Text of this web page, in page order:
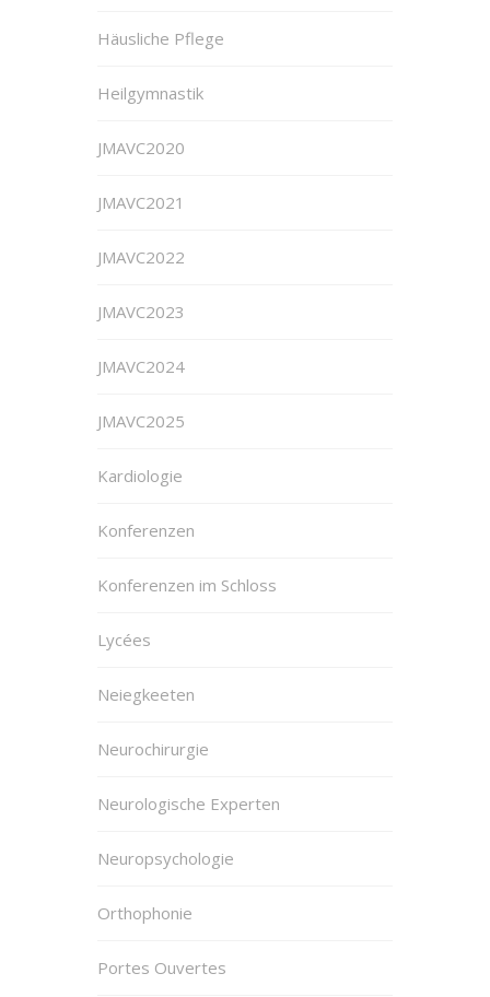
Häusliche Pflege
Heilgymnastik
JMAVC2020
JMAVC2021
JMAVC2022
JMAVC2023
JMAVC2024
JMAVC2025
Kardiologie
Konferenzen
Konferenzen im Schloss
Lycées
Neiegkeeten
Neurochirurgie
Neurologische Experten
Neuropsychologie
Orthophonie
Portes Ouvertes